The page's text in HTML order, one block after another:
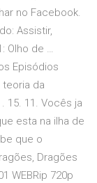
no Facebook.
Assistir,
Olho de …
Episódios
da
15. 11. Vocês ja
esta na ilha de
que o
Dragões
WEBRip 720p